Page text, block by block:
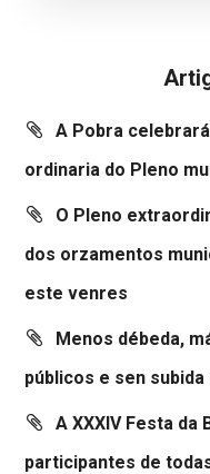
A Pobra
ordinaria do Pleno
O Pleno
dos orzamentos
este venres
Menos débeda,
públicos e sen
A XXXIV Festa da
participantes de